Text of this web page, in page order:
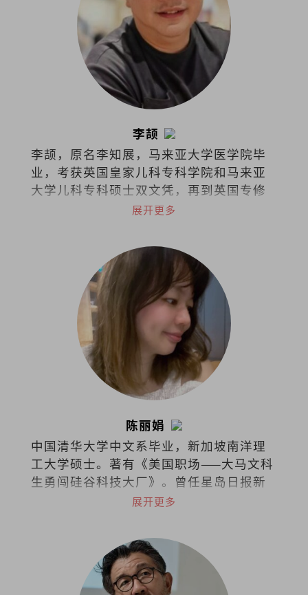
李颉
李颉，原名李知展，马来亚大学医学院毕
业，考获英国皇家儿科专科学院和马来亚
大学儿科专科硕士双文凭，再到英国专修
儿童安宁医护疗法，如今担任马来西亚吉
和马来西亚儿童安宁疗护协会创办人兼主
展开更多
陈丽娟
中国清华大学中文系毕业，新加坡南洋理
工大学硕士。著有《美国职场——大马文科
生勇闯硅谷科技大厂》。曾任星岛日报新
闻记者、美国加州圣荷西市议员办公室助
于字节跳动的商务关系部。
展开更多